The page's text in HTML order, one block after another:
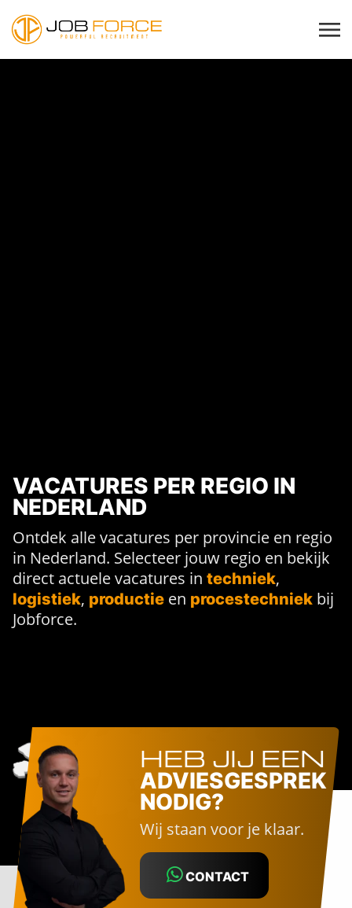
VACATURES PER REGIO IN
NEDERLAND
Ontdek alle vacatures per provincie en regio
in Nederland. Selecteer jouw regio en bekijk
direct actuele vacatures in techniek,
logistiek, productie en procestechniek bij
Jobforce.
HEB JIJ EEN
ADVIESGESPREK
NODIG?
Wij staan voor je klaar.
CONTACT